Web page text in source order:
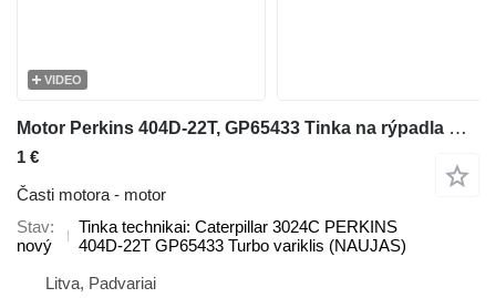
VIDEO
Motor Perkins 404D-22T, GP65433 Tinka na rýpadla Caterpillar 3024C
1 €
Časti motora - motor
Stav
nový
Tinka technikai: Caterpillar 3024C PERKINS
404D-22T GP65433 Turbo variklis (NAUJAS)
Litva, Padvariai